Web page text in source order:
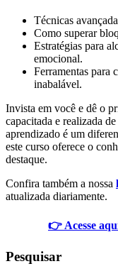
Técnicas
Como superar
Estratégias para
emocional.
Ferramentas para
inabalável.
Invista em você e dê o
capacitada e realizada
aprendizado é um
este curso oferece o
destaque.
Confira também a nossa
atualizada diariamente.
👉 Acesse
Pesquisar